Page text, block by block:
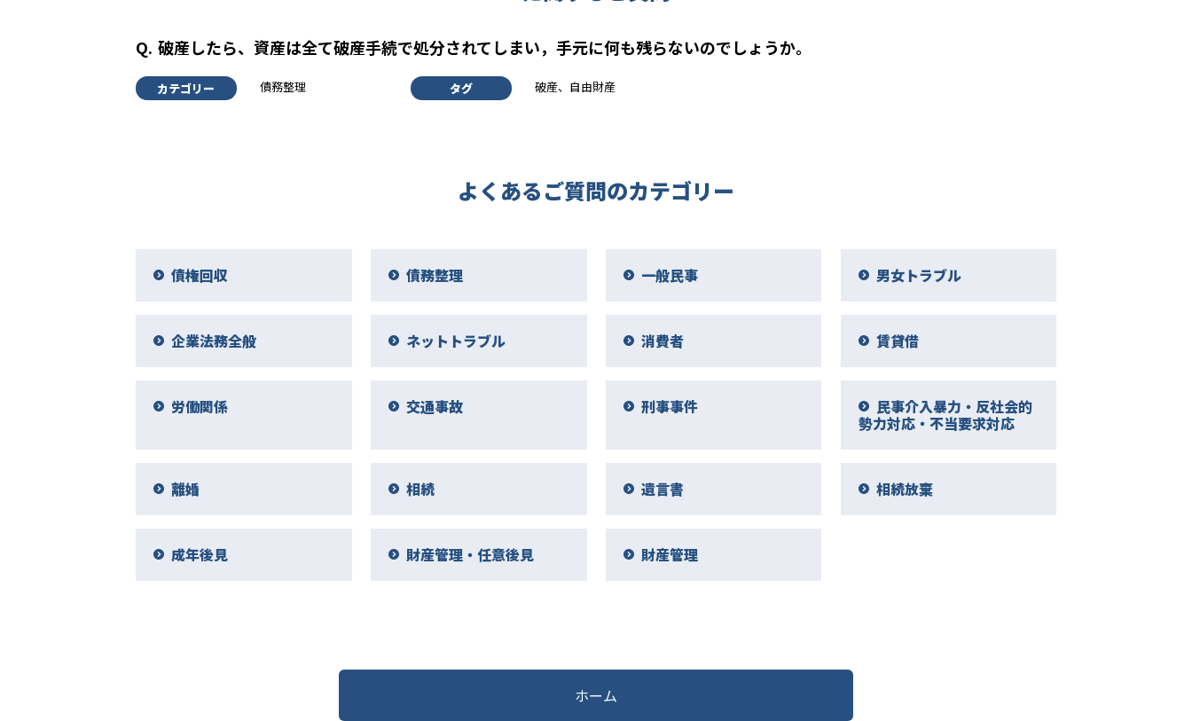
破産したら、資産は全て破産手続で処分されてしまい，手元に何も残らないのでしょうか。
カテゴリー 債務整理 タグ 破産、自由財産
よくあるご質問のカテゴリー
債権回収 債務整理 一般民事 男女トラブル
企業法務全般 ネットトラブル 消費者 賃貸借
労働関係 交通事故 刑事事件 民事介入暴力・反社会的
勢力対応・不当要求対応
離婚 相続 遺言書 相続放棄
成年後見 財産管理・任意後見 財産管理
ホーム